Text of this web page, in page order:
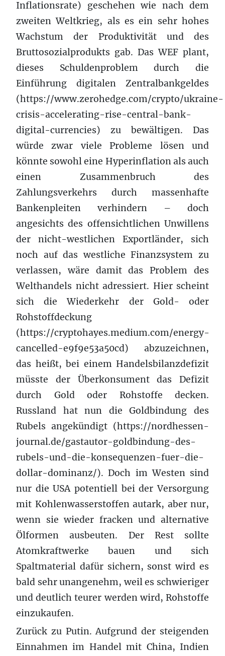
Inflationsrate) geschehen wie nach dem
zweiten Weltkrieg, als es ein sehr hohes
Wachstum der Produktivität und des
Bruttosozialprodukts gab. Das WEF plant,
dieses Schuldenproblem durch die
Einführung digitalen Zentralbankgeldes
(https://www.zerohedge.com/crypto/ukraine-
crisis-accelerating-rise-central-bank-
digital-currencies) zu bewältigen. Das
würde zwar viele Probleme lösen und
könnte sowohl eine Hyperinflation als auch
einen Zusammenbruch des
Zahlungsverkehrs durch massenhafte
Bankenpleiten verhindern – doch
angesichts des offensichtlichen Unwillens
der nicht-westlichen Exportländer, sich
noch auf das westliche Finanzsystem zu
verlassen, wäre damit das Problem des
Welthandels nicht adressiert. Hier scheint
sich die Wiederkehr der Gold- oder
Rohstoffdeckung
(https://cryptohayes.medium.com/energy-
cancelled-e9f9e53a50cd) abzuzeichnen,
das heißt, bei einem Handelsbilanzdefizit
müsste der Überkonsument das Defizit
durch Gold oder Rohstoffe decken.
Russland hat nun die Goldbindung des
Rubels angekündigt (https://nordhessen-
journal.de/gastautor-goldbindung-des-
rubels-und-die-konsequenzen-fuer-die-
dollar-dominanz/). Doch im Westen sind
nur die USA potentiell bei der Versorgung
mit Kohlenwasserstoffen autark, aber nur,
wenn sie wieder fracken und alternative
Ölformen ausbeuten. Der Rest sollte
Atomkraftwerke bauen und sich
Spaltmaterial dafür sichern, sonst wird es
bald sehr unangenehm, weil es schwieriger
und deutlich teurer werden wird, Rohstoffe
einzukaufen.
Zurück zu Putin. Aufgrund der steigenden
Einnahmen im Handel mit China, Indien